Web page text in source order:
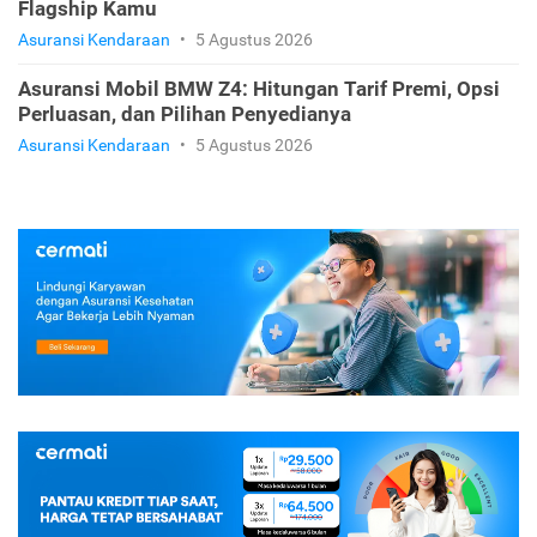
Flagship Kamu
Asuransi Kendaraan • 5 Agustus 2026
Asuransi Mobil BMW Z4: Hitungan Tarif Premi, Opsi
Perluasan, dan Pilihan Penyedianya
Asuransi Kendaraan • 5 Agustus 2026